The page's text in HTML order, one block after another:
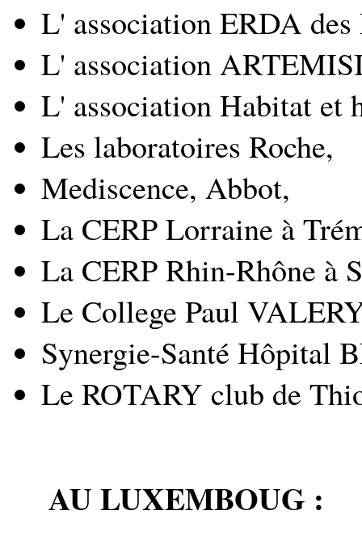
L' association ERDA
L' association
L' association Habitat et
Les laboratoires Roche,
Mediscence, Abbot,
La CERP Lorraine à
La CERP Rhin-Rhône à
Le College Paul
Synergie-Santé Hôpital
Le ROTARY club de
AU LUXEMBOUG :